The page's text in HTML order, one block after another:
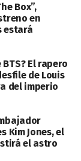
Box”,
en
estará
El rapero
de Louis
del imperio
Kim Jones, el
el astro